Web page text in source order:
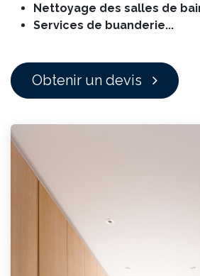
Nettoyage des salles de
Services de buanderie...
Obtenir un devis